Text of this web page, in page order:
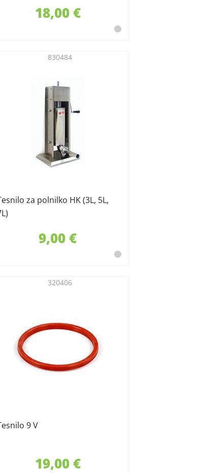
18,00 €
za polnilko HK (3L, 5L,
830484
9,00 €
9 V
320406
19,00 €